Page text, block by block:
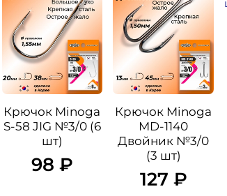
Крючок Minoga
S-58 JIG №3/0 (6
шт)
98 ₽
Крючок Minoga
MD-1140
Двойник №3/0
(3 шт)
127 ₽